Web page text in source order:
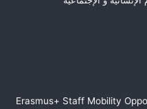
Erasmus+ Staff Mobility